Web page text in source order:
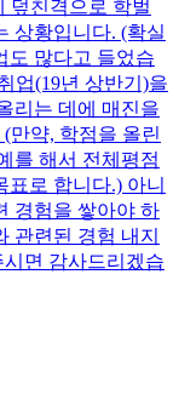
덮친격으로 학벌
상황입니다. (확실
도 많다고 들었습
업(19년 상반기)을
리는 데에 매진을
만약, 학점을 올린
를 해서 전체평점
표로 합니다.) 아니
경험을 쌓아야 하
관련된 경험 내지
면 감사드리겠습